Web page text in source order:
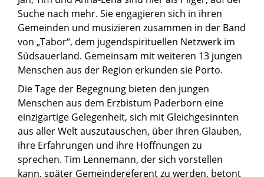
Suche nach mehr. Sie engagieren sich in ihren
Gemeinden und musizieren zusammen in der Band
von „Tabor“, dem jugendspirituellen Netzwerk im
Südsauerland. Gemeinsam mit weiteren 13 jungen
Menschen aus der Region erkunden sie Porto.
Die Tage der Begegnung bieten den jungen
Menschen aus dem Erzbistum Paderborn eine
einzigartige Gelegenheit, sich mit Gleichgesinnten
aus aller Welt auszutauschen, über ihren Glauben,
ihre Erfahrungen und ihre Hoffnungen zu
sprechen. Tim Lennemann, der sich vorstellen
kann, später Gemeindereferent zu werden, betont